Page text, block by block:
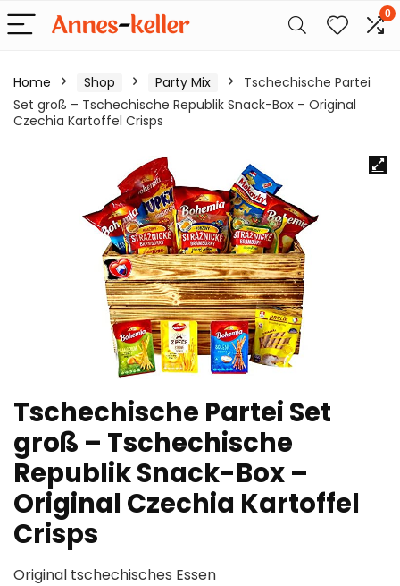
0
Home Shop Party Mix
Tschechische Partei
Set groß – Tschechische Republik Snack-Box – Original
Czechia Kartoffel Crisps
Tschechische Partei Set
groß – Tschechische
Republik Snack-Box –
Original Czechia Kartoffel
Crisps
Original tschechisches Essen